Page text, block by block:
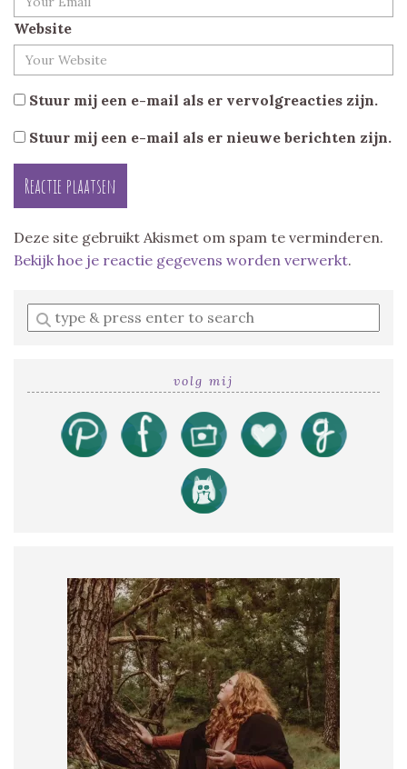
Website
Stuur mij een e-mail als er vervolgreacties zijn.
Stuur mij een e-mail als er nieuwe berichten zijn.
Deze site gebruikt Akismet om spam te verminderen.
Bekijk hoe je reactie gegevens worden verwerkt.
Enter
a
volg mij